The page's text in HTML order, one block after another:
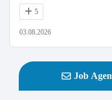
5
03.08.2026
Job